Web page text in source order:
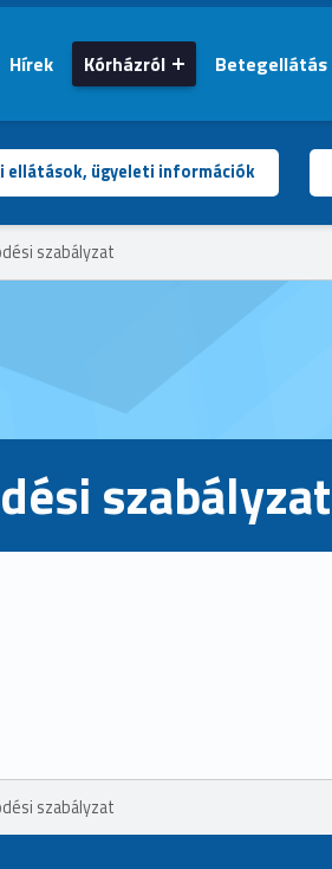
Hírek Kórházról Betegellátás
ellátások, ügyeleti információk
szabályzat
szabályzat
szabályzat